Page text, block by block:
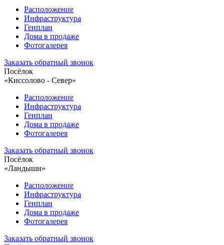
Расположение
Инфраструктура
Генплан
Дома в продаже
Фотогалерея
Заказать обратный звонок
Посёлок
«Киссолово - Север»
Расположение
Инфраструктура
Генплан
Дома в продаже
Фотогалерея
Заказать обратный звонок
Посёлок
«Ландыши»
Расположение
Инфраструктура
Генплан
Дома в продаже
Фотогалерея
Заказать обратный звонок